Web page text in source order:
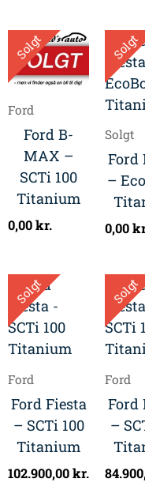
Solgt
Ford
Ford B-
MAX –
SCTi 100
Titanium
0,00kr.
Solgt
Solgt
Ford
–
0,00
Solgt
Ford
Ford Fiesta
– SCTi 100
Titanium
102.900,00kr.
Solgt
Ford
Ford
–